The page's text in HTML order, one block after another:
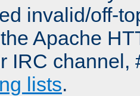
invalid/off-
Apache
IRC channel,
lists.